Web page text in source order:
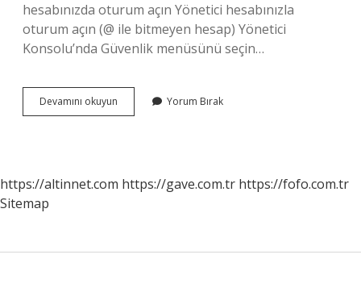
hesabınızda oturum açın Yönetici hesabınızla
oturum açın (@ ile bitmeyen hesap) Yönetici
Konsolu’nda Güvenlik menüsünü seçin…
Devamını okuyun
Alarm
Yorum Bırak
https://altinnet.com https://gave.com.tr https://fofo.com.tr
Sitemap